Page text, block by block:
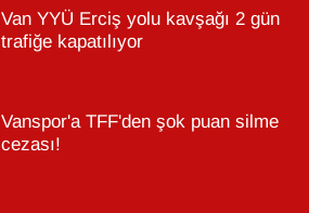
Van YYÜ Erciş yolu kavşağı 2 gün
trafiğe kapatılıyor
Vanspor'a TFF'den şok puan silme
cezası!